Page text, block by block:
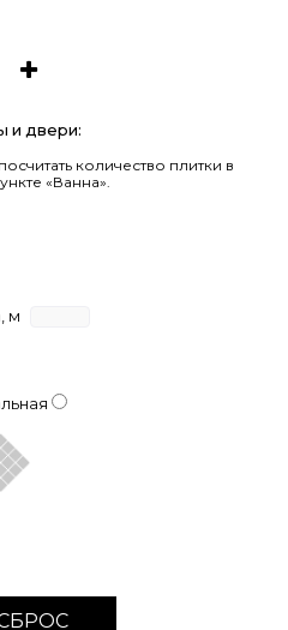
и двери:
количество плитки в
«Ванна».
м